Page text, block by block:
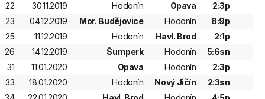
22
30.11.2019 Hodonín Opava
2:3p
23
04.12.2019 Mor. Budějovice Hodonín
8:9p
25
11.12.2019 Hodonín Havl. Brod
2:1p
26
14.12.2019 Šumperk Hodonín
5:6sn
31
11.01.2020 Opava Hodonín
2:3p
33
18.01.2020 Hodonín Nový Jičín
2:3sn